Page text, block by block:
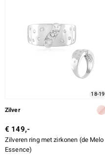
18-19
Zilver
€ 149,-
Zilveren ring met zirkonen (de Melo
Essence)